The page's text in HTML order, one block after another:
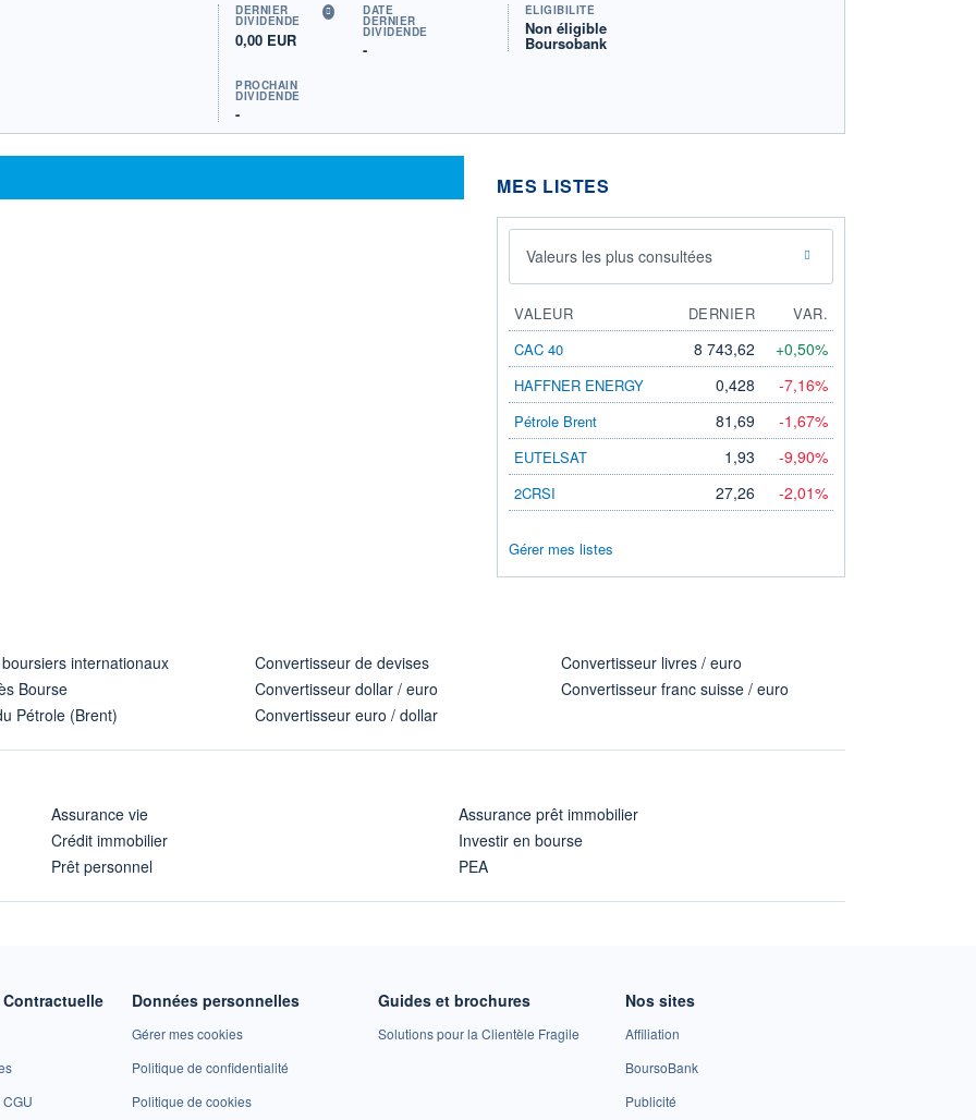
DERNIER
DIVIDENDE
0,00 EUR
DATE
DERNIER
DIVIDENDE
-
PROCHAIN
DIVIDENDE
-
ÉLIGIBILITÉ
Non éligible
Boursobank
MES LISTES
Valeurs les plus consultées
VALEUR DERNIER
VAR.
CAC 40
8 743,62 +0,50%
HAFFNER ENERGY 0,428 -7,16%
Pétrole Brent 81,69 -1,67%
EUTELSAT 1,93 -9,90%
2CRSI 27,26 -2,01%
Gérer mes listes
internationaux
Bourse
Pétrole (Brent)
Convertisseur de devises
Convertisseur dollar / euro
Convertisseur euro / dollar
Convertisseur livres / euro
Convertisseur franc suisse / euro
Assurance vie
Crédit immobilier
Prêt personnel
Assurance prêt immobilier
Investir en bourse
PEA
Données personnelles
Gérer mes cookies
Politique de confidentialité
Politique de cookies
Guides et brochures
Solutions pour la Clientèle Fragile
Nos sites
Affiliation
BoursoBank
Publicité